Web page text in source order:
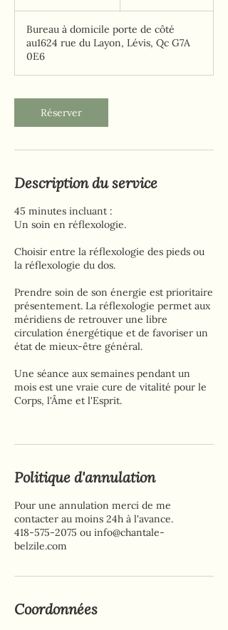
n
Bureau à domicile porte de côté
au1624 rue du Layon, Lévis, Qc G7A
0E6
Réserver
Description du service
45 minutes incluant :
Un soin en réflexologie.
Choisir entre la réflexologie des pieds ou
la réflexologie du dos.
Prendre soin de son énergie est prioritaire
présentement. La réflexologie permet aux
méridiens de retrouver une libre
circulation énergétique et de favoriser un
état de mieux-être général.
Une séance aux semaines pendant un
mois est une vraie cure de vitalité pour le
Corps, l'Âme et l'Esprit.
Politique d'annulation
Pour une annulation merci de me
contacter au moins 24h à l'avance.
418-575-2075 ou info@chantale-
belzile.com
Coordonnées